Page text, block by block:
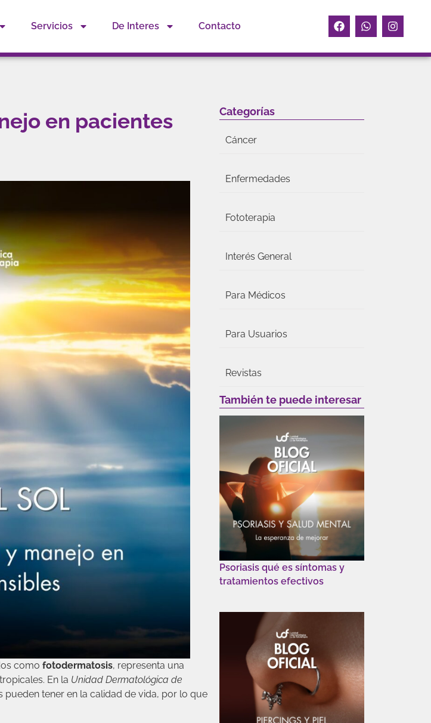
Servicios De Interes Contacto
en pacientes
como fotodermatosis, representa una
En la Unidad Dermatológica de
tener en la calidad de vida, por lo que
Categorías
Cáncer
Enfermedades
Fototerapia
Interés General
Para Médicos
Para Usuarios
Revistas
También te puede interesar
Psoriasis qué es síntomas y
tratamientos efectivos